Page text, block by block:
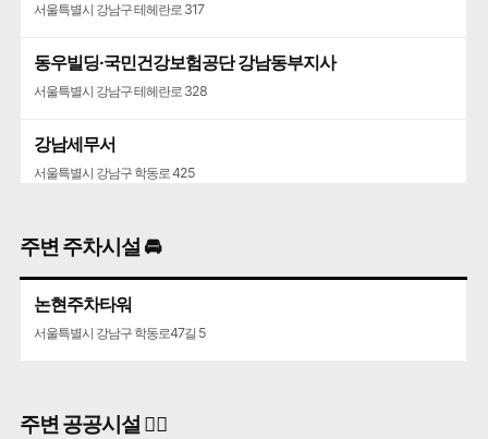
서울특별시 강남구 테헤란로 317
동우빌딩·국민건강보험공단 강남동부지사
서울특별시 강남구 테헤란로 328
강남세무서
서울특별시 강남구 학동로 425
주변 주차시설 🚘
논현주차타워
서울특별시 강남구 학동로47길 5
주변 공공시설 👨‍✈️